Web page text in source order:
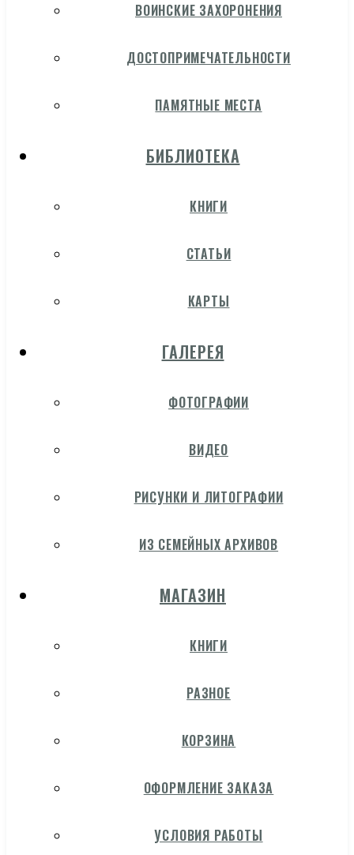
ВОИНСКИЕ ЗАХОРОНЕНИЯ
ДОСТОПРИМЕЧАТЕЛЬНОСТИ
ПАМЯТНЫЕ МЕСТА
БИБЛИОТЕКА
КНИГИ
СТАТЬИ
КАРТЫ
ГАЛЕРЕЯ
ФОТОГРАФИИ
ВИДЕО
РИСУНКИ И ЛИТОГРАФИИ
ИЗ СЕМЕЙНЫХ АРХИВОВ
МАГАЗИН
КНИГИ
РАЗНОЕ
КОРЗИНА
ОФОРМЛЕНИЕ ЗАКАЗА
УСЛОВИЯ РАБОТЫ